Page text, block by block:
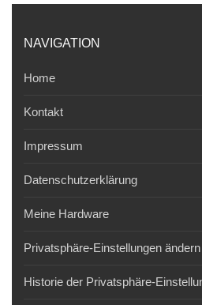
NAVIGATION
Home
Kontakt
Impressum
Datenschutzerklärung
Meine Hardware
Privatsphäre-Einstellungen ändern
Historie der Privatsphäre-